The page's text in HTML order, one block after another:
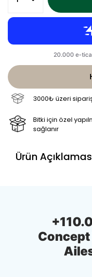
3000₺ üzeri
Bitki için özel
sağlanır
Ürün